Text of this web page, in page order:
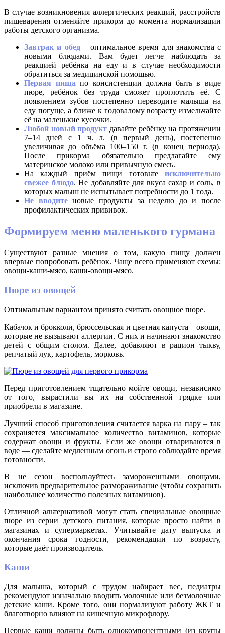
В случае возникновения аллергических реакций, расстройств
пищеварения отменяйте прикорм до момента нормализации
работы детского организма.
Завтрак и обед– оптимальное время для знакомства с
новыми блюдами. Вам будет легче наблюдать за
реакцией ребёнка на еду и в случае необходимости
обратиться за медицинской помощью.
Первая пища по консистенции должна быть в виде
пюре, ребёнок без труда сможет проглотить её. С
появлением зубов постепенно переводите малыша на
еду погуще, а ближе к годовалому возрасту измельчайте
её на маленькие кусочки.
Любой новый продукт давайте ребёнку на протяжении
7–14 дней с 1 ч. л. (в первый день), постепенно
увеличивая до объёма 100–150 г. (в конец периода).
После прикорма обязательно предлагайте ему
материнское молоко или привычную смесь.
На каждый приём пищи готовьте исключительно
свежее блюдо. Не добавляйте для вкуса сахар и соль, в
которых малыш не испытывает потребности до 1 года.
Не вводитеновые продукты за неделю до и после
профилактических прививок.
Формируем меню маленького гурмана
Существуют разные мнения о том, какую пищу должен
впервые попробовать ребёнок. Чаще всего применяют схемы:
овощи-каши-мясо, каши-овощи-мясо.
Пюре из овощей
Оптимальным вариантом принято считать овощное пюре.
Кабачок и брокколи, брюссельская и цветная капуста – овощи,
которые не вызывают аллергии. С них и начинают знакомство
детей с общим столом. Далее, добавляют в рацион тыкву,
репчатый лук, картофель, морковь.
Перед приготовлением тщательно мойте овощи, независимо
от того, вырастили вы их на собственной грядке или
приобрели в магазине.
Лучший способ приготовления считается варка на пару – так
сохраняется максимальное количество витаминов, которые
содержат овощи и фрукты. Если же овощи отвариваются в
воде — сделайте медленным огонь и строго соблюдайте время
готовности.
В не сезон воспользуйтесь замороженными овощами,
исключив предварительное размораживание (чтобы сохранить
наибольшее количество полезных витаминов).
Отличной альтернативой могут стать специальные овощные
пюре из серии детского питания, которые просто найти в
магазинах и супермаркетах. Учитывайте дату выпуска и
окончания срока годности, рекомендации по возрасту,
которые даёт производитель.
Каши
Для малыша, который с трудом набирает вес, педиатры
рекомендуют изначально вводить молочные или безмолочные
детские каши. Кроме того, они нормализуют работу ЖКТ и
благотворно влияют на кишечную микрофлору.
Первые каши должны быть однокомпонентными (из крупы